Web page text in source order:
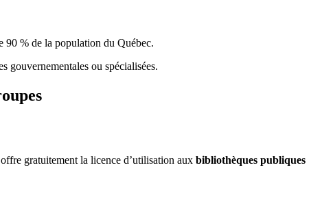
90 % de la population du Québec.
gouvernementales ou spécialisées.
gratuitement la licence d’utilisation aux bibliothèques publiques